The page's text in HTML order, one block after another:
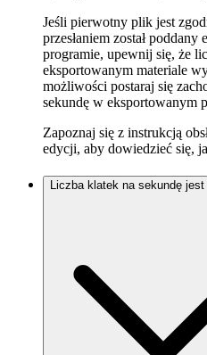
Jeśli pierwotny plik jest
przesłaniem został
programie, upewnij się, że
eksportowanym materiale
możliwości postaraj się
sekundę w eksportowanym
Zapoznaj się z instrukcją
edycji, aby dowiedzieć się,
Liczba klatek na sekundę jest